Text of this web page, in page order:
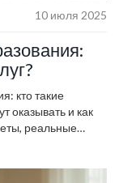
10 июля 2025
кто такие
оказывать и как
реальные